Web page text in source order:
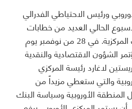
ورئيس الاحتياطي الفدرالي
الحالي العديد من خطابات
رؤساء ومحافظي البنوك المركزية. في 28 من نوفمبر يوم
الشؤون الاقتصادية والنقدية
لاغارد رئيسة المركزي
والتي ستعطي مزيداً من
الأوروبية وسياسة البنك